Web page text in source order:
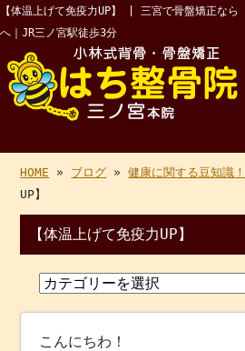
【体温上げて免疫力UP】 | 三宮で骨盤矯正なら
へ｜JR三ノ宮駅徒歩3分
HOME » ブログ »健康に関する豆知識！
UP】
【体温上げて免疫力UP】
こんにちわ！